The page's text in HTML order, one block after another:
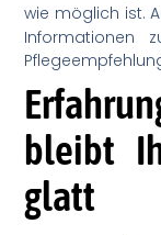
wie möglich ist.
Informationen
bleibt
glatt